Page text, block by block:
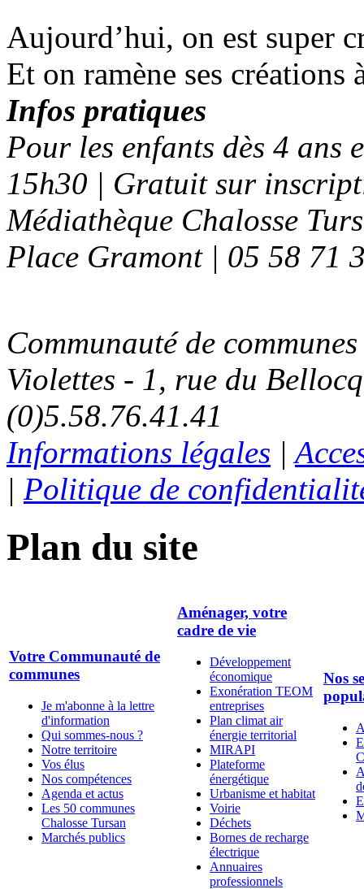
Aujourd’hui, on est super
Et on ramène ses créations
Infos pratiques
Pour les enfants dès 4 ans
15h30 | Gratuit sur
Médiathèque Chalosse
Place Gramont | 05 58 71
Communauté de
Violettes - 1, rue du
(0)5.58.76.41.41
Informations légales |
| Politique de
Plan du site
Votre Communauté de
communes
Je m'abonne à la lettre
d'information
Qui sommes-nous ?
Notre territoire
Vos élus
Nos compétences
Agenda et actus
Les 50 communes
Chalosse Tursan
Marchés publics
Aménager, votre
cadre de vie
Développement
économique
Exonération TEOM
entreprises
Plan climat air
énergie territorial
MIRAPI
Plateforme
énergétique
Urbanisme et habitat
Voirie
Déchets
Bornes de recharge
électrique
Annuaires
professionnels
Nos